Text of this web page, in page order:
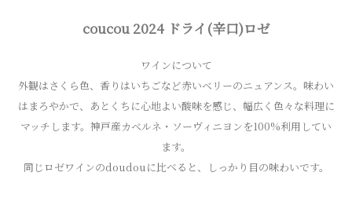
coucou 2024 ドライ(辛口)ロゼ
ワインについて
外観はさくら色、香りはいちごなど赤いベリーのニュアンス。味わい
はまろやかで、あとくちに心地よい酸味を感じ、幅広く色々な料理に
マッチします。神戸産カベルネ・ソーヴィニヨンを100%利用してい
ます。
同じロゼワインのdoudouに比べると、しっかり目の味わいです。